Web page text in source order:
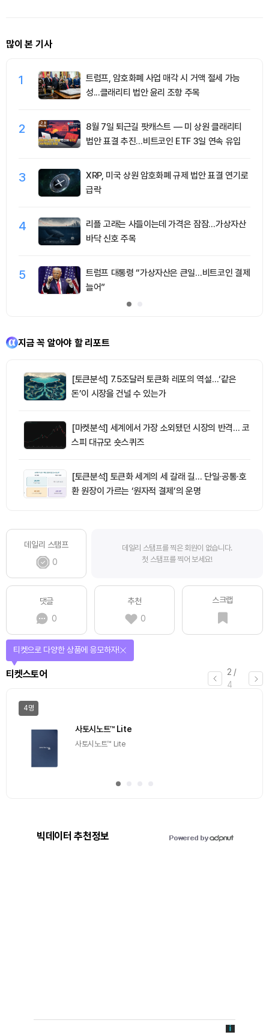
많이 본 기사
1
트럼프, 암호화폐 사업 매각 시 거액 절세 가능
성...클래리티 법안 윤리 조항 주목
2
8월 7일 퇴근길 팟캐스트 — 미 상원 클래리티
법안 표결 추진…비트코인 ETF 3일 연속 유입
3
XRP, 미국 상원 암호화폐 규제 법안 표결 연기로
급락
4
리플 고래는 사들이는데 가격은 잠잠…가상자산
바닥 신호 주목
5
트럼프 대통령 “가상자산은 큰일…비트코인 결제
늘어”
지금 꼭 알아야 할 리포트
[토큰분석] 7.5조달러 토큰화 레포의 역설…‘같은
돈’이 시장을 건널 수 있는가
[마켓분석] 세계에서 가장 소외됐던 시장의 반격… 코
스피 대규모 숏스퀴즈
[토큰분석] 토큰화 세계의 세 갈래 길… 단일·공통·호
환 원장이 가르는 ‘원자적 결제’의 운명
데일리 스탬프
0
데일리 스탬프를 찍은 회원이 없습니다.
첫 스탬프를 찍어 보세요!
댓글
0
추천
0
스크랩
2 /
4
티켓스토어
티켓으로 다양한 상품에 응모하자!
4명
사토시노트™ Lite
사토시노트™ Lite
빅데이터 추천정보